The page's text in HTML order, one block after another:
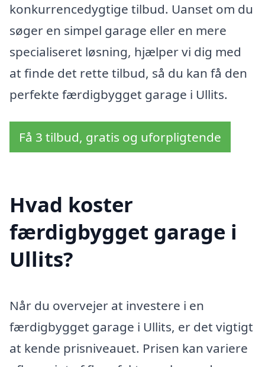
konkurrencedygtige tilbud. Uanset om du
søger en simpel garage eller en mere
specialiseret løsning, hjælper vi dig med
at finde det rette tilbud, så du kan få den
perfekte færdigbygget garage i Ullits.
Få 3 tilbud, gratis og uforpligtende
Hvad koster
færdigbygget garage i
Ullits?
Når du overvejer at investere i en
færdigbygget garage i Ullits, er det vigtigt
at kende prisniveauet. Prisen kan variere